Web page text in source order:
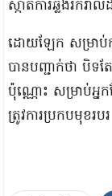
ស្កាត់ការឆ្លងរីករ
ដោយឡែក សម្រាប់
បានបញ្ជាក់ថា បិទ
ប៉ុណ្ណោះ សម្រាប់អ្ន
ត្រូវការប្រកបមុខរប